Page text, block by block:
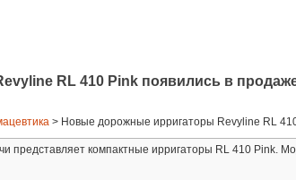
RL 410 Pink появились в
> Новые дорожные ирригаторы Revyline RL
представляет компактные ирригаторы RL 410 Pink.